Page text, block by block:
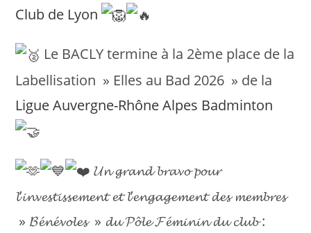
Club de Lyon
Le BACLY termine à la 2ème place de la
Labellisation » Elles au Bad 2026 » de la
Ligue Auvergne-Rhône Alpes Badminton
𝓤𝓷 𝓰𝓻𝓪𝓷𝓭 𝓫𝓻𝓪𝓿𝓸 𝓹𝓸𝓾𝓻
𝓵’𝓲𝓷𝓿𝓮𝓼𝓽𝓲𝓼𝓼𝓮𝓶𝓮𝓷𝓽 𝓮𝓽 𝓵’𝓮𝓷𝓰𝓪𝓰𝓮𝓶𝓮𝓷𝓽 𝓭𝓮𝓼 𝓶𝓮𝓶𝓫𝓻𝓮𝓼
» 𝓑𝓮́𝓷𝓮́𝓿𝓸𝓵𝓮𝓼 » 𝓭𝓾 𝓟𝓸̂𝓵𝓮 𝓕𝓮́𝓶𝓲𝓷𝓲𝓷 𝓭𝓾 𝓬𝓵𝓾𝓫 :